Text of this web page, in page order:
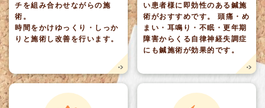
チを組み合わせながらの施
術。
時間をかけゆっくり・しっか
りと施術し改善を行います。
い患者様に即効性のある鍼施
術がおすすめです。 頭痛・め
まい・耳鳴り・不眠・更年期
障害からくる自律神経失調症
にも鍼施術が効果的です。